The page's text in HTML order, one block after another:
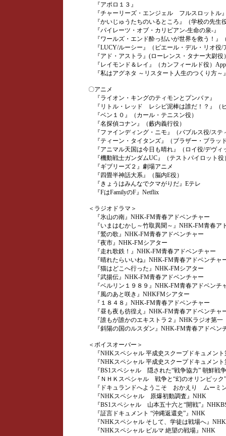
『アポロ１３』
『チャーリーズ・エンジェル フルスロットル
『かいじゅうたちのいるところ』（学校の先生
『パイレーツ・オブ・カリビアン-生命の泉-』
『ワールズ・エンド酔っ払いが世界を救う！』
『LUCY/ルーシー』（ピエール・デル・リオ役/
『アド・アストラ』(ローレンス・タナー大尉役
『レイモンド＆レイ』（カンフィールド役）
『私はアグネタ ～リスタート人生のつくり方～
〇アニメ
『ライオン・キングのティモンとプンバァ』
『リトル・レッド レシピ泥棒は誰だ！？』（
『ベン１０』（カール・テニスン役）
『名探偵コナン』（藪内義行役）
『ファインディング・ニモ』（バブルス役/ステ
『ティーン・タイタンズ』（ブラザー・ブラッ
『アニマル天国は今日も晴れ』（ロイ役/デヴィ
『機動戦士ガンダムUC』（テストパイロット役
『ギブリーズ２』劇場アニメ
『四畳半神話大系』（脳内E役）
『きょうはみんなでクマがりだ』Eテレ
『FはFamilyのF』Netflix
＜ラジオドラマ＞
『氷山の南』NHK-FM青春アドベンチャー
『いまはむかし～竹取異聞～』NHK-FM青春ア
『鷲の歌』NHK-FM青春アドベンチャー
『夜市』NHK-FMシアター
『走れ歌鉄！』NHK-FM青春アドベンチャー
『晴れたらいいね』NHK-FM青春アドベンチャ
『猫はどこへ行った』NHK-FMシアター
『武揚伝』NHK-FM青春アドベンチャー
『ベルリン１９８９』NHK-FM青春アドベンチ
『風のあと咲き』NHKFMシアター
『１８４８』NHK-FM青春アドベンチャー
『昼も夜も彷徨え』NHK-FM青春アドベンチャ
『誰もが誰かのエキストラ２』NHKラジオ第一
『斜陽の国のルスダン』NHK-FM青春アドベン
＜ボイスオーバー＞
『NHKスペシャル 平成史スクープドキュメン
『NHKスペシャル 平成史スクープドキュメン
『BS1スペシャル 隠された“戦争協力” 朝鮮戦
『ＮＨＫスペシャル 戦争と“幻のオリンピック
『ドキュランドへようこそ おかえり ムーミ
『NHKスペシャル 原爆初動調査』NHK
『BS1スペシャル 山本五十六と“開戦”』
『証言ドキュメント “沖縄返還史”』NHK
『NHKスペシャル そして、学徒は戦場へ』NHK
『NHKスペシャル ビルマ 絶望の戦場』NHK